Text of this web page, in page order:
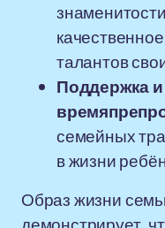
талантов
Поддержка
семейных
в жизни
Образ жизни